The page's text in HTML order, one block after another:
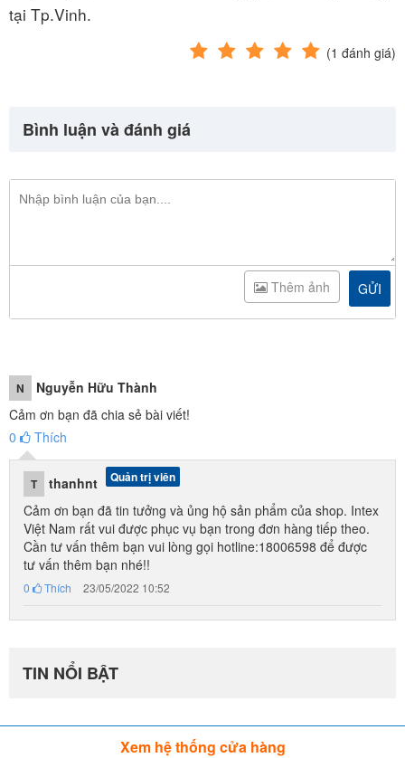
tại Tp.Vinh.
(1 đánh giá)
Bình luận và đánh giá
GỬI
Thêm ảnh
N
Nguyễn Hữu Thành
Cảm ơn bạn đã chia sẻ bài viết!
0
Thích
T thanhnt Quản trị viên
Cảm ơn bạn đã tin tưởng và ủng hộ sản phẩm của shop. Intex
Việt Nam rất vui được phục vụ bạn trong đơn hàng tiếp theo.
Cần tư vấn thêm bạn vui lòng gọi hotline:18006598 để được
tư vấn thêm bạn nhé!!
0 Thích 23/05/2022 10:52
TIN NỔI BẬT
Xem hệ thống cửa hàng